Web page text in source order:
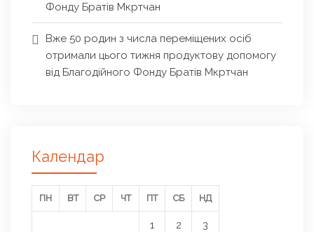
Фонду Братів Мкртчан
Вже 50 родин з числа переміщених осіб
отримали цього тижня продуктову допомогу
від Благодійного Фонду Братів Мкртчан
Календар
ПН ВТ СР ЧТ ПТ СБ НД
1 2 3